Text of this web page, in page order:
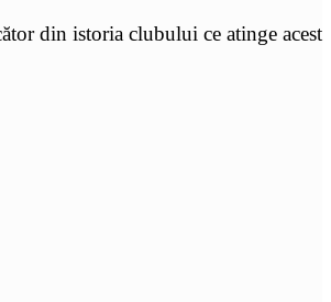
din istoria clubului ce atinge acest